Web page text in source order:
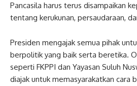
Pancasila harus terus disampaikan
tentang kerukunan, persaudaraan,
Presiden mengajak semua pihak
berpolitik yang baik serta beretika.
seperti FKPPI dan Yayasan Suluh
diajak untuk memasyarakatkan cara